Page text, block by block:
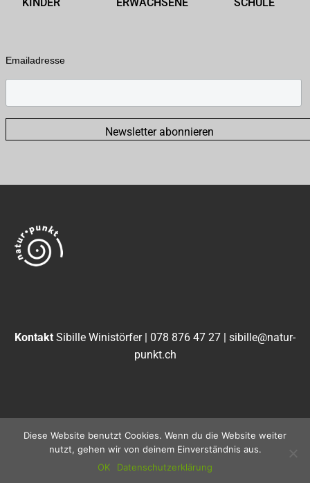
Emailadresse
Kontakt Sibille Winistörfer | 078 876 47 27 | sibille@natur-
punkt.ch
Impressum|Datenschutzerklärung
Diese Website benutzt Cookies. Wenn du die Website weiter
nutzt, gehen wir von deinem Einverständnis aus.
OK
Datenschutzerklärung